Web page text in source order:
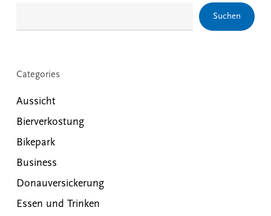
Suchen
Categories
Aussicht
Bierverkostung
Bikepark
Business
Donauversickerung
Essen und Trinken